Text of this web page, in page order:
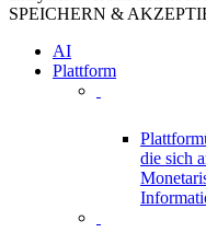
SPEICHERN &
AI
Plattform
die sich